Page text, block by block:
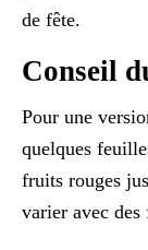
de fête.
Conseil
Pour une
quelques
fruits rouges
varier avec